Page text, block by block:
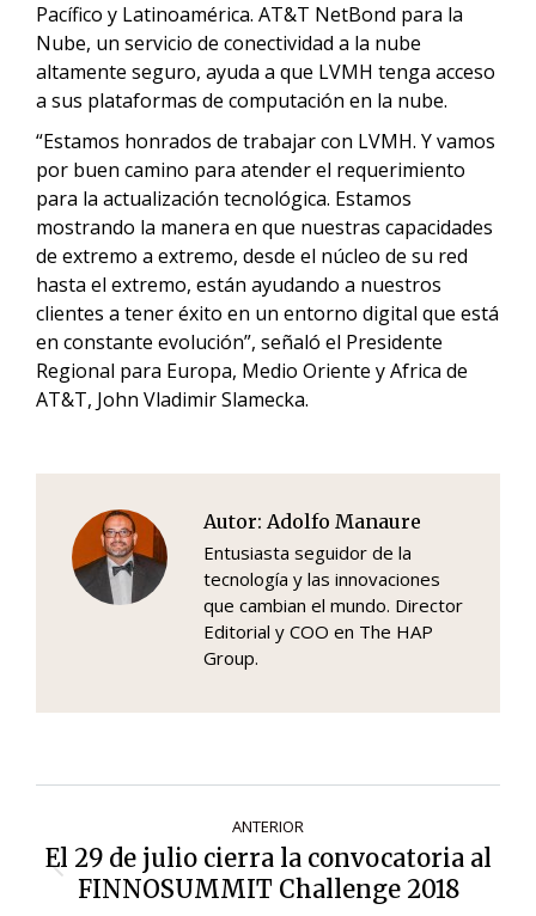
Pacífico y Latinoamérica. AT&T NetBond para la
Nube, un servicio de conectividad a la nube
altamente seguro, ayuda a que LVMH tenga acceso
a sus plataformas de computación en la nube.
“Estamos honrados de trabajar con LVMH. Y vamos
por buen camino para atender el requerimiento
para la actualización tecnológica. Estamos
mostrando la manera en que nuestras capacidades
de extremo a extremo, desde el núcleo de su red
hasta el extremo, están ayudando a nuestros
clientes a tener éxito en un entorno digital que está
en constante evolución”, señaló el Presidente
Regional para Europa, Medio Oriente y Africa de
AT&T, John Vladimir Slamecka.
Autor: Adolfo Manaure
Entusiasta seguidor de la
tecnología y las innovaciones
que cambian el mundo. Director
Editorial y COO en The HAP
Group.
de
entradas
ANTERIOR
Entrada
anterior:
El 29 de julio cierra la convocatoria al
FINNOSUMMIT Challenge 2018